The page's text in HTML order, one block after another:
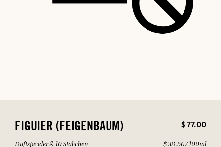
FIGUIER (FEIGENBAUM) $ 77.00
Duftspender & 10 Stäbchen
$ 38.50 / 100ml